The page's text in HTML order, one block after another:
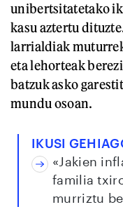
unibertsitatetako
kasu aztertu
larrialdiak
eta lehorteak
batzuk asko
mundu osoan.
IKUSI
«Jakien
familia
murriztu